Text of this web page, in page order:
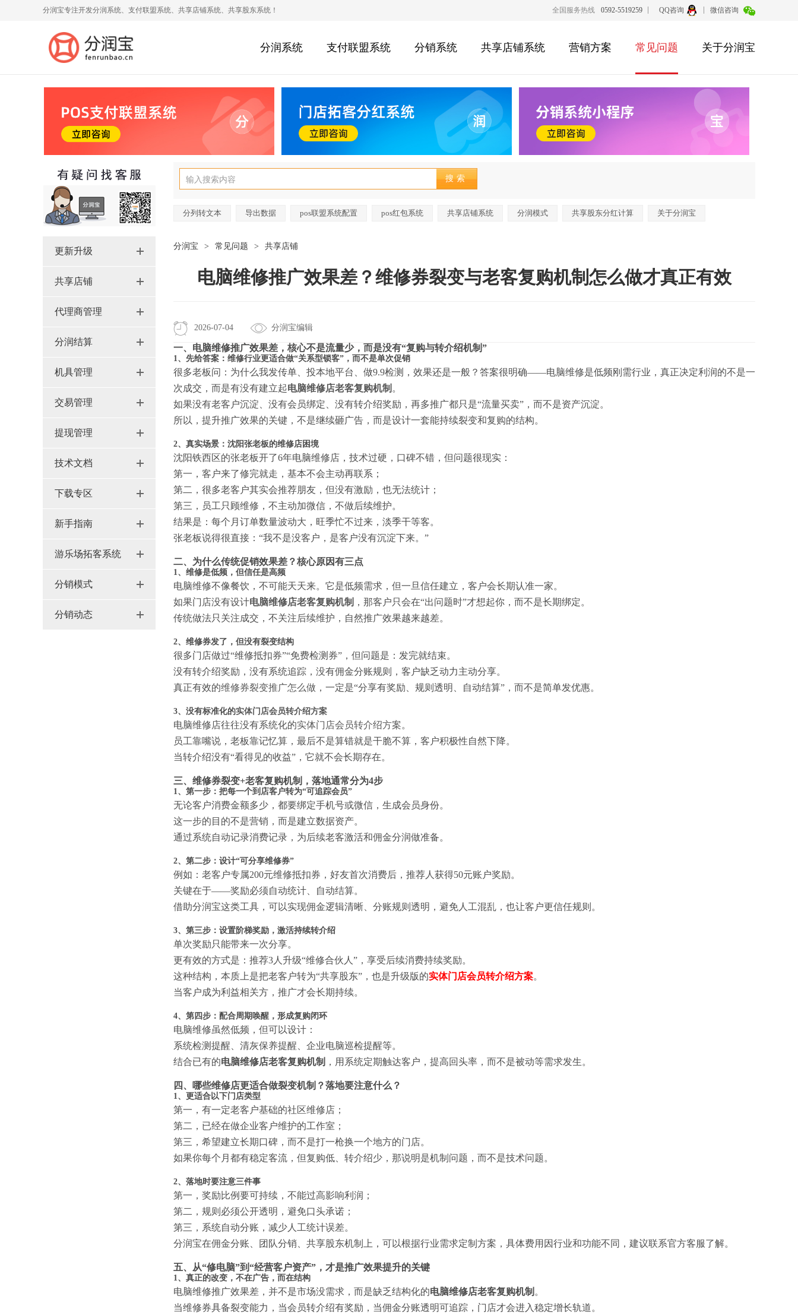
分润宝专注开发分润系统、支付联盟系统、共享店铺系统、共享股东系统！ 全国服务热线 0592-5519259 QQ咨询 微信咨询
分润系统 支付联盟系统 分销系统 共享店铺系统 营销方案 常见问题 关于分润宝
更新升级
共享店铺
代理商管理
分润结算
机具管理
交易管理
提现管理
技术文档
下载专区
新手指南
游乐场拓客系统
分销模式
分销动态
分列转文本 导出数据 pos联盟系统配置 pos红包系统 共享店铺系统 分润模式 共享股东分红计算 关于分润宝
分润宝 > 常见问题 > 共享店铺
电脑维修推广效果差？维修券裂变与老客复购机制怎么做才真正有效
2026-07-04 分润宝编辑
一、电脑维修推广效果差，核心不是流量少，而是没有“复购与转介绍机制”
1、先给答案：维修行业更适合做“关系型锁客”，而不是单次促销
很多老板问：为什么我发传单、投本地平台、做9.9检测，效果还是一般？答案很明确——电脑维修是低频刚需行业，真正决定利润的不是一
次成交，而是有没有建立起电脑维修店老客复购机制 。
如果没有老客户沉淀、没有会员绑定、没有转介绍奖励，再多推广都只是“流量买卖”，而不是资产沉淀。
所以，提升推广效果的关键，不是继续砸广告，而是设计一套能持续裂变和复购的结构。
2、真实场景：沈阳张老板的维修店困境
沈阳铁西区的张老板开了6年电脑维修店，技术过硬，口碑不错，但问题很现实：
第一，客户来了修完就走，基本不会主动再联系；
第二，很多老客户其实会推荐朋友，但没有激励，也无法统计；
第三，员工只顾维修，不主动加微信，不做后续维护。
结果是：每个月订单数量波动大，旺季忙不过来，淡季干等客。
张老板说得很直接：“我不是没客户，是客户没有沉淀下来。”
二、为什么传统促销效果差？核心原因有三点
1、维修是低频，但信任是高频
电脑维修不像餐饮，不可能天天来。它是低频需求，但一旦信任建立，客户会长期认准一家。
如果门店没有设计电脑维修店老客复购机制 ，那客户只会在“出问题时”才想起你，而不是长期绑定。
传统做法只关注成交，不关注后续维护，自然推广效果越来越差。
2、维修券发了，但没有裂变结构
很多门店做过“维修抵扣券”“免费检测券”，但问题是：发完就结束。
没有转介绍奖励，没有系统追踪，没有佣金分账规则，客户缺乏动力主动分享。
真正有效的维修券裂变推广怎么做 ，一定是“分享有奖励、规则透明、自动结算”，而不是简单发优惠。
3、没有标准化的实体门店会员转介绍方案
电脑维修店往往没有系统化的实体门店会员转介绍方案。
员工靠嘴说，老板靠记忆算，最后不是算错就是干脆不算，客户积极性自然下降。
当转介绍没有“看得见的收益”，它就不会长期存在。
三、维修券裂变+老客复购机制，落地通常分为4步
1、第一步：把每一个到店客户转为“可追踪会员”
无论客户消费金额多少，都要绑定手机号或微信，生成会员身份。
这一步的目的不是营销，而是建立数据资产。
通过系统自动记录消费记录，为后续老客激活和佣金分润做准备。
2、第二步：设计“可分享维修券”
例如：老客户专属200元维修抵扣券，好友首次消费后，推荐人获得50元账户奖励。
关键在于——奖励必须自动统计、自动结算。
借助分润宝这类工具，可以实现佣金逻辑清晰、分账规则透明，避免人工混乱，也让客户更信任规则。
3、第三步：设置阶梯奖励，激活持续转介绍
单次奖励只能带来一次分享。
更有效的方式是：推荐3人升级“维修合伙人”，享受后续消费持续奖励。
这种结构，本质上是把老客户转为“共享股东”，也是升级版的实体门店会员转介绍方案。
当客户成为利益相关方，推广才会长期持续。
4、第四步：配合周期唤醒，形成复购闭环
电脑维修虽然低频，但可以设计：
系统检测提醒、清灰保养提醒、企业电脑巡检提醒等。
结合已有的电脑维修店老客复购机制 ，用系统定期触达客户，提高回头率，而不是被动等需求发生。
四、哪些维修店更适合做裂变机制？落地要注意什么？
1、更适合以下门店类型
第一，有一定老客户基础的社区维修店；
第二，已经在做企业客户维护的工作室；
第三，希望建立长期口碑，而不是打一枪换一个地方的门店。
如果你每个月都有稳定客流，但复购低、转介绍少，那说明是机制问题，而不是技术问题。
2、落地时要注意三件事
第一，奖励比例要可持续，不能过高影响利润；
第二，规则必须公开透明，避免口头承诺；
第三，系统自动分账，减少人工统计误差。
分润宝在佣金分账、团队分销、共享股东机制上，可以根据行业需求定制方案，具体费用因行业和功能不同，建议联系官方客服了解。
五、从“修电脑”到“经营客户资产”，才是推广效果提升的关键
1、真正的改变，不在广告，而在结构
电脑维修推广效果差，并不是市场没需求，而是缺乏结构化的电脑维修店老客复购机制 。
当维修券具备裂变能力，当会员转介绍有奖励，当佣金分账透明可追踪，门店才会进入稳定增长轨道。